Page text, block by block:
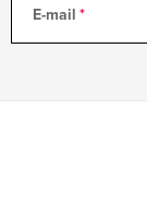
E-mail